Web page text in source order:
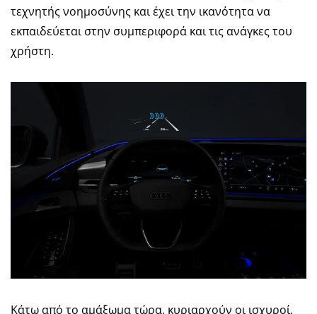
τεχνητής νοημοσύνης και έχει την ικανότητα να
εκπαιδεύεται στην συμπεριφορά και τις ανάγκες του
χρήστη.
Κάτω από το αμάξωμα τώρα, κυριαρχούν οι ισχυροί,